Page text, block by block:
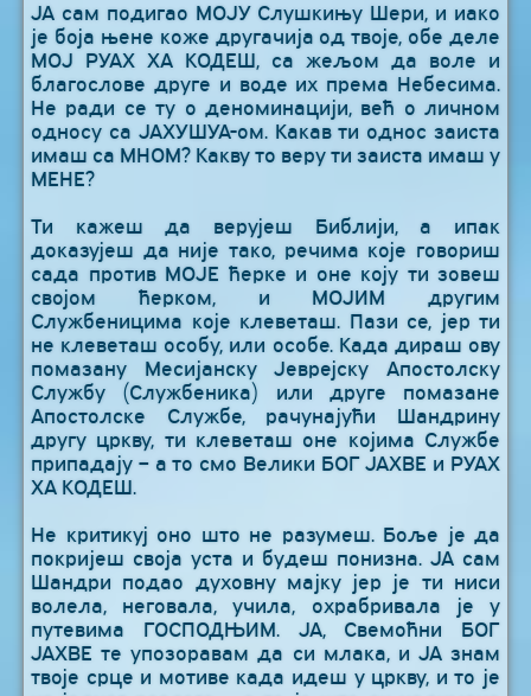
ЈА сам подигао МОЈУ Слушкињу Шери, и иако
је боја њене коже другачија од твоје, обе деле
МОЈ РУАХ ХА КОДЕШ, са жељом да воле и
благослове друге и воде их према Небесима.
Не ради се ту о деноминацији, већ о личном
односу са ЈАХУШУА-ом. Какав ти однос заиста
имаш са МНОМ? Какву то веру ти заиста имаш у
МЕНЕ?
Ти кажеш да верујеш Библији, а ипак
доказујеш да није тако, речима које говориш
сада против МОЈЕ ћерке и оне коју ти зовеш
својом ћерком, и МОЈИМ другим
Службеницима које клеветаш. Пази се, јер ти
не клеветаш особу, или особе. Када дираш ову
помазану Месијанску Јеврејску Апостолску
Службу (Службеника) или друге помазане
Апостолске Службе, рачунајући Шандрину
другу цркву, ти клеветаш оне којима Службе
припадају – а то смо Велики БОГ ЈАХВЕ и РУАХ
ХА КОДЕШ.
Не критикуј оно што не разумеш. Боље је да
покријеш своја уста и будеш понизна. ЈА сам
Шандри подао духовну мајку јер је ти ниси
волела, неговала, учила, охрабривала је у
путевима ГОСПОДЊИМ. ЈА, Свемоћни БОГ
ЈАХВЕ те упозоравам да си млака, и ЈА знам
твоје срце и мотиве када идеш у цркву, и то је